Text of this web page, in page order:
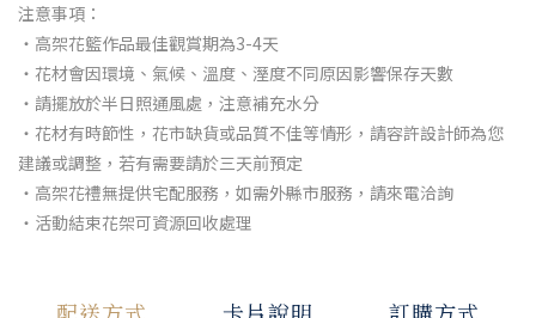
注意事項：
・高架花籃作品最佳觀賞期為3-4天
・花材會因環境、氣候、溫度、溼度不同原因影響保存天數
・請擺放於半日照通風處，注意補充水分
・花材有時節性，花市缺貨或品質不佳等情形，請容許設計師為您
建議或調整，若有需要請於三天前預定
・高架花禮無提供宅配服務，如需外縣市服務，請來電洽詢
・活動結束花架可資源回收處理